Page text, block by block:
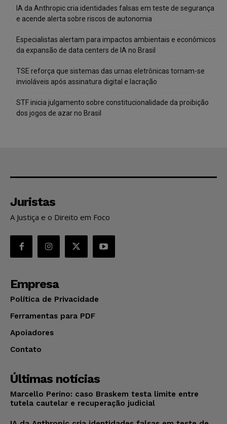
IA da Anthropic cria identidades falsas em teste de segurança
e acende alerta sobre riscos de autonomia
Especialistas alertam para impactos ambientais e econômicos
da expansão de data centers de IA no Brasil
TSE reforça que sistemas das urnas eletrônicas tornam-se
invioláveis após assinatura digital e lacração
STF inicia julgamento sobre constitucionalidade da proibição
dos jogos de azar no Brasil
Juristas
A Justiça e o Direito em Foco
Empresa
Política de Privacidade
Ferramentas para PDF
Apoiadores
Contato
Últimas notícias
Marcello Perino: caso Braskem testa limite entre
tutela cautelar e recuperação judicial